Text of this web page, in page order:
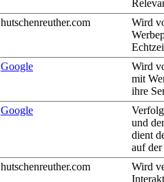
hutschenreuther.com
Wird
Google
Wird
mit
ihre
Google
und
dient
auf
hutschenreuther.com
Wird